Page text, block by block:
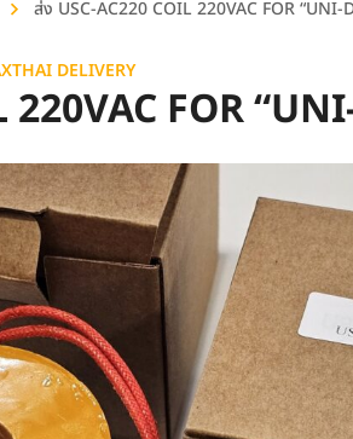
Stainless (สแตนเลส)
Cast Iron (เหล็กหล่อ)
ส่ง USC-AC220 COIL 220VAC FOR “UNI-
DELIVERY
FOR